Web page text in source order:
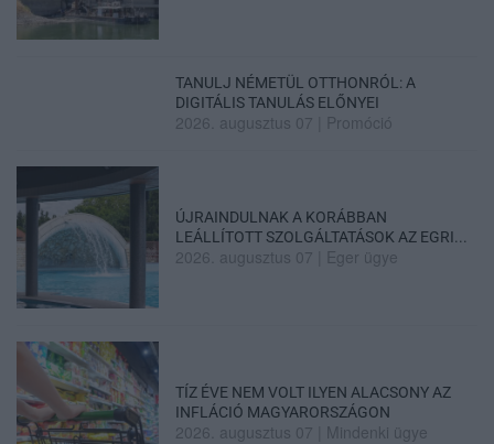
TANULJ NÉMETÜL OTTHONRÓL: A
DIGITÁLIS TANULÁS ELŐNYEI
2026. augusztus 07 Promóció
ÚJRAINDULNAK A KORÁBBAN
LEÁLLÍTOTT SZOLGÁLTATÁSOK AZ EGRI...
2026. augusztus 07 Eger ügye
TÍZ ÉVE NEM VOLT ILYEN ALACSONY AZ
INFLÁCIÓ MAGYARORSZÁGON
2026. augusztus 07 Mindenki ügye